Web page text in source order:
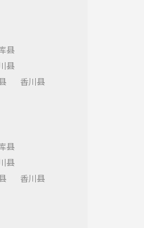
县
县
香川县
县
县
香川县